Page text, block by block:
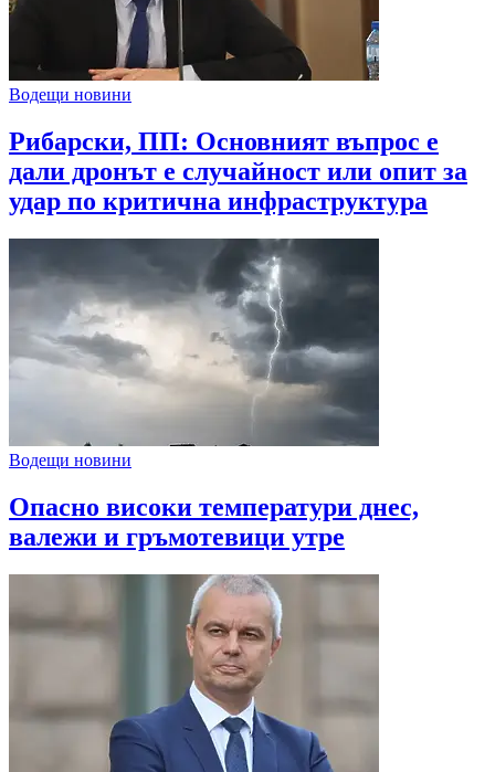
Водещи новини
Рибарски, ПП: Основният въпрос е
дали дронът е случайност или опит за
удар по критична инфраструктура
Водещи новини
Опасно високи температури днес,
валежи и гръмотевици утре